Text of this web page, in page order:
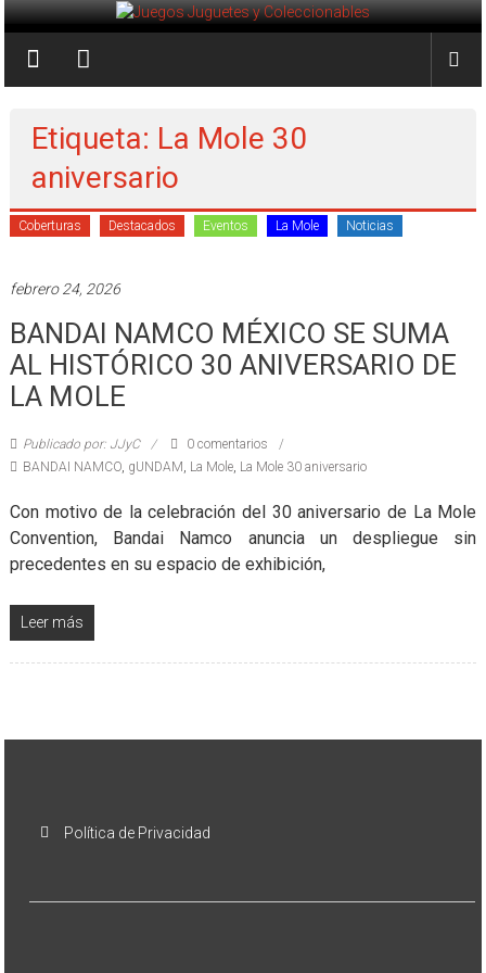
Saltar
al
contenido
Juegos
Juguetes
Coleccionables
Noticias
y
para
coleccionistas.
Etiqueta: La Mole 30
aniversario
Coberturas Destacados Eventos La Mole Noticias
febrero 24, 2026
BANDAI NAMCO MÉXICO SE SUMA
AL HISTÓRICO 30 ANIVERSARIO DE
LA MOLE
Publicado por: JJyC
0 comentarios
BANDAI NAMCO, gUNDAM La Mole, La Mole 30 aniversario
Con motivo de la celebración del 30 aniversario de La Mole
Convention, Bandai Namco anuncia un despliegue sin
precedentes en su espacio de exhibición,
Leer más
Política de Privacidad